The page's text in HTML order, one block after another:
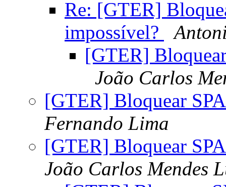
Re: [GTER]
impossível?
[GTER]
João Carlos
[GTER] Bloquear
Fernando Lima
[GTER] Bloquear
João Carlos Mendes